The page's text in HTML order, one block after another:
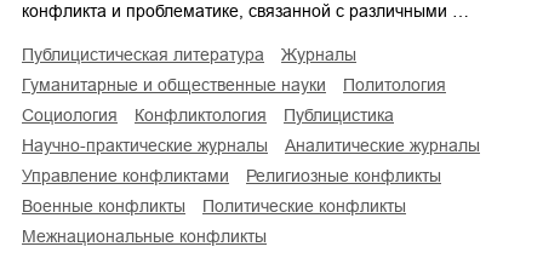
конфликта и проблематике, связанной с различными …
публицистическая литература
журналы
гуманитарные и общественные науки
политология
социология
конфликтология
публицистика
научно-практические журналы
аналитические журналы
управление конфликтами
религиозные конфликты
военные конфликты
политические конфликты
межнациональные конфликты